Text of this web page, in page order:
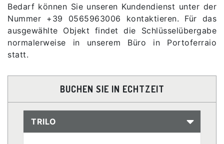
Bedarf können Sie unseren Kundendienst unter der
Nummer +39 0565963006 kontaktieren. Für das
ausgewählte Objekt findet die Schlüsselübergabe
normalerweise in unserem Büro in Portoferraio
statt.
BUCHEN SIE IN ECHTZEIT
TRILO